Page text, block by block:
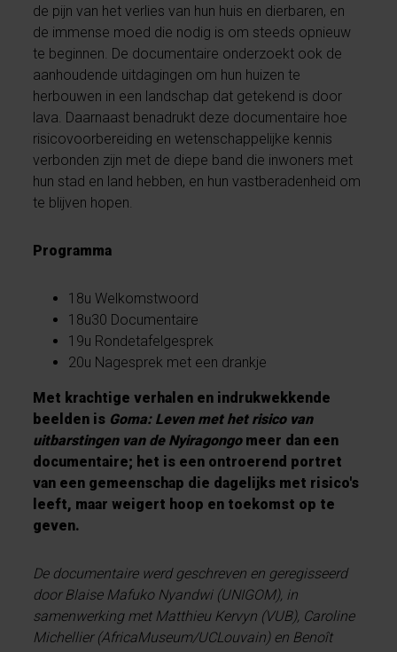
de pijn van het verlies van hun huis en dierbaren, en
de immense moed die nodig is om steeds opnieuw
te beginnen. De documentaire onderzoekt ook de
aanhoudende uitdagingen om hun huizen te
herbouwen in een landschap dat getekend is door
lava. Daarnaast benadrukt deze documentaire hoe
risicovoorbereiding en wetenschappelijke kennis
verbonden zijn met de diepe band die inwoners met
hun stad en land hebben, en hun vastberadenheid om
te blijven hopen.
Programma
18u Welkomstwoord
18u30 Documentaire
19u Rondetafelgesprek
20u Nagesprek met een drankje
Met krachtige verhalen en indrukwekkende
beelden is Goma: Leven met het risico van
uitbarstingen van de Nyiragongomeer dan een
documentaire; het is een ontroerend portret
van een gemeenschap die dagelijks met risico's
leeft, maar weigert hoop en toekomst op te
geven.
De documentaire werd geschreven en geregisseerd
door Blaise Mafuko Nyandwi (UNIGOM), in
samenwerking met Matthieu Kervyn (VUB), Caroline
Michellier (AfricaMuseum/UCLouvain) en Benoît